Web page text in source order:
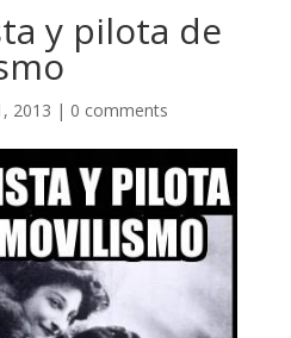
y pilota de
2013 | 0 comments